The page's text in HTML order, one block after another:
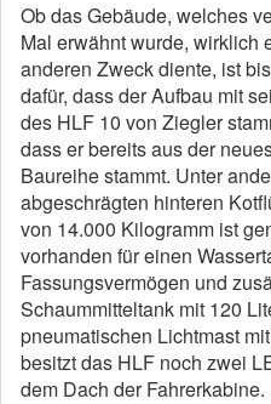
Ob das Gebäude, welches
Mal erwähnt wurde, wirklich
anderen Zweck diente, ist
dafür, dass der Aufbau mit
des HLF 10 von Ziegler
dass er bereits aus der
Baureihe stammt. Unter
abgeschrägten hinteren
von 14.000 Kilogramm ist
vorhanden für einen
Fassungsvermögen und
Schaummitteltank mit 120
pneumatischen Lichtmast
besitzt das HLF noch zwei
dem Dach der Fahrerkabine.